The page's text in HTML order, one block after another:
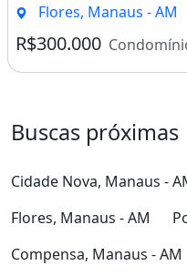
Flores, Manaus - AM
R$300.000
Buscas próximas
Cidade Nova, Manaus -
Flores, Manaus - AM
Compensa, Manaus - AM